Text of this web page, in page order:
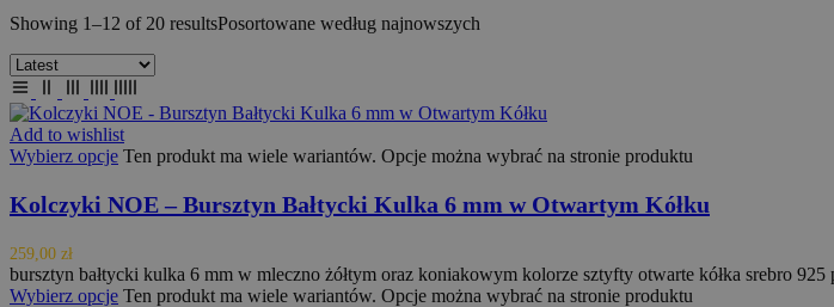
Showing 1–12 of 20 resultsPosortowane według najnowszych
Add to wishlist
Wybierz opcje Ten produkt ma wiele wariantów. Opcje można wybrać na stronie produktu
Kolczyki NOE – Bursztyn Bałtycki Kulka 6 mm w Otwartym Kółku
259,00 zł
bursztyn bałtycki kulka 6 mm w mleczno żółtym oraz koniakowym kolorze sztyfty otwarte kółka srebro
Wybierz opcje Ten produkt ma wiele wariantów. Opcje można wybrać na stronie produktu